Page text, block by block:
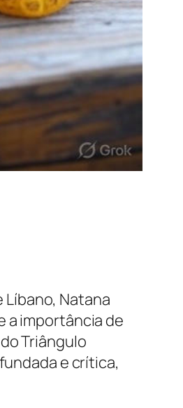
Líbano, Natana
a importância de
Triângulo
e crítica,